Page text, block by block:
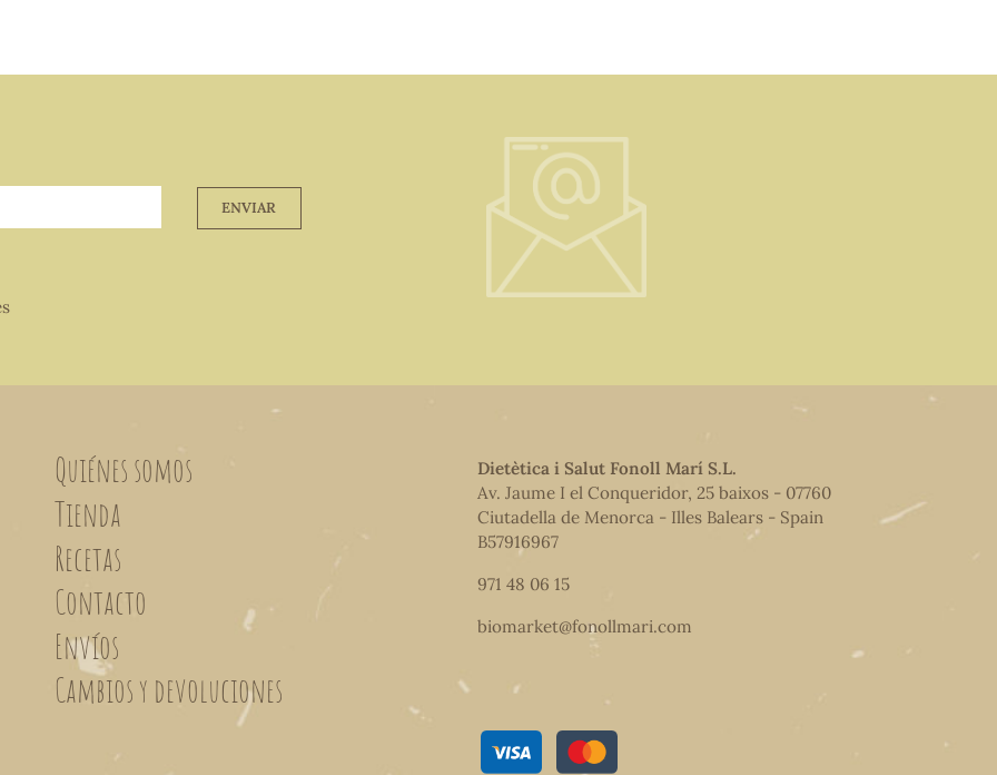
ENVIAR
Quiénes somos
Tienda
Recetas
Contacto
Envíos
Cambios y devoluciones
Dietètica i Salut Fonoll Marí S.L.
Av. Jaume I el Conqueridor, 25 baixos - 07760
Ciutadella de Menorca - Illes Balears - Spain
B57916967
971 48 06 15
biomarket@fonollmari.com